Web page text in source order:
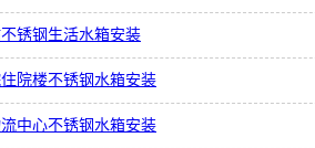
锈钢生活水箱安装
院楼不锈钢水箱安装
中心不锈钢水箱安装